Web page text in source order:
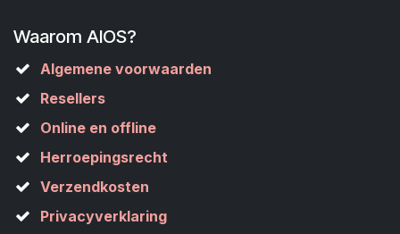
Waarom AIOS?
Algemene voorwaarden
Resellers
Online en offline
Herroepingsrecht
Verzendkosten
Privacyverklaring